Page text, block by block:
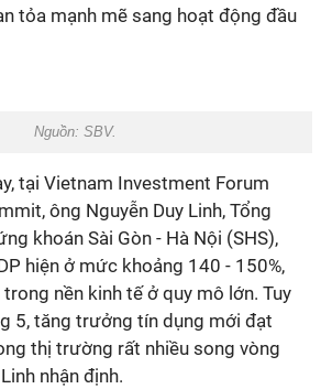
tỏa mạnh mẽ sang hoạt động đầu
Nguồn: SBV.
tại Vietnam Investment Forum
ông Nguyễn Duy Linh, Tổng
khoán Sài Gòn - Hà Nội (SHS),
hiện ở mức khoảng 140 - 150%,
nền kinh tế ở quy mô lớn. Tuy
5, tăng trưởng tín dụng mới đạt
thị trường rất nhiều song vòng
nhận định.